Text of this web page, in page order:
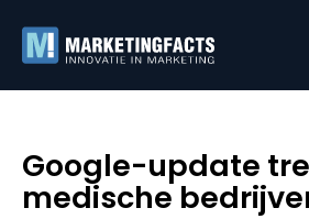
Google-update
medische